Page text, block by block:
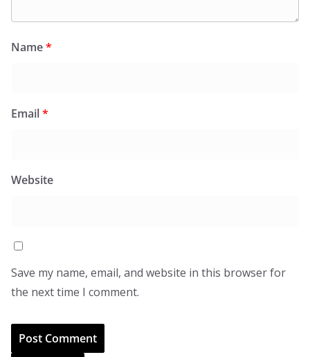
Name*
Email*
Website
Save my name, email, and website in this browser for
the next time I comment.